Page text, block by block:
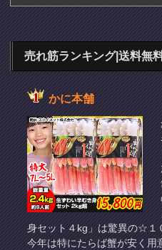
売れ筋ランキング|送料無
かに本舗
身セット４kg」は驚異の☆１
今年は特にたらば蟹が安く用